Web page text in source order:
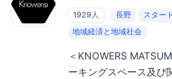
1929人 長野 スター
地域経済と地域社会
＜KNOWERS
ーキングスペース及び